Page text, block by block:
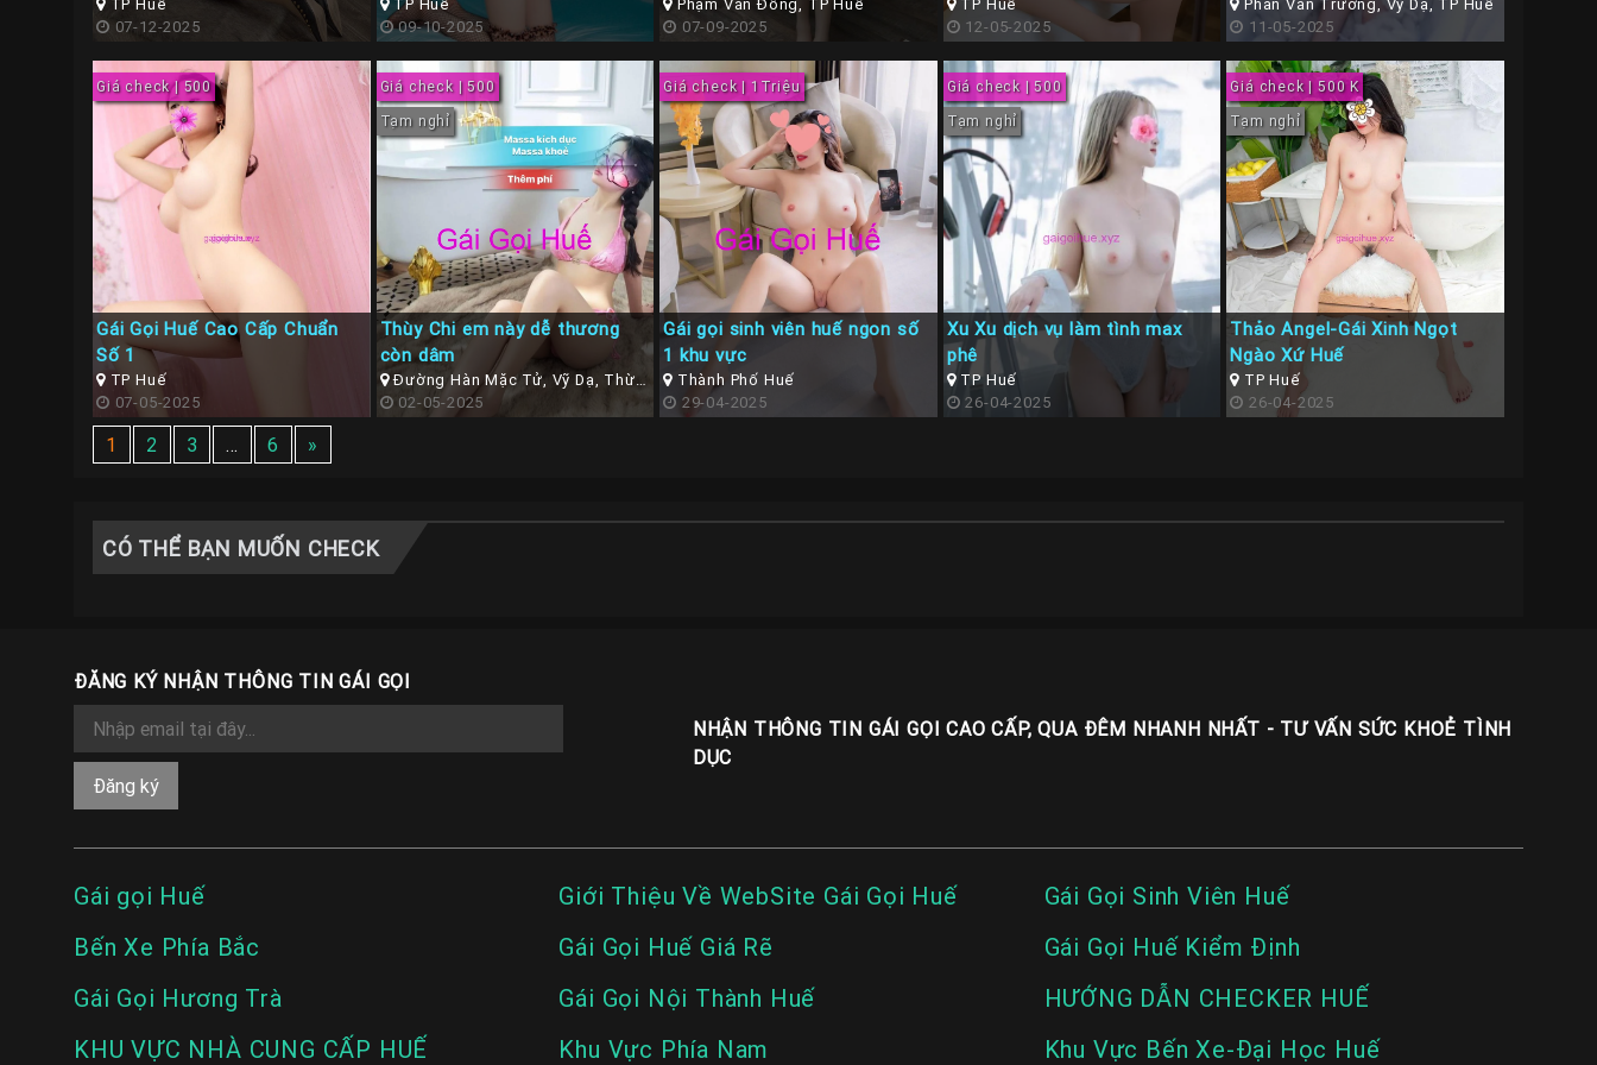
TP Huế
07-12-2025
TP Huế
09-10-2025
ngây
Phạm Văn Đồng, TP Huế
07-09-2025
TP Huế
12-05-2025
Phan Văn Trường, Vỹ Dạ, TP Huế
11-05-2025
Giá check | 500
Gái Gọi Huế Cao Cấp Chuẩn
Số 1
TP Huế
07-05-2025
Giá check | 500
Tạm nghỉ
Thùy Chi em này dễ thương
còn dâm
Đường Hàn Mặc Tử, Vỹ Dạ, Thừa
Thiên Huế
02-05-2025
Giá check | 1Triệu
Gái gọi sinh viên huế ngon số
1 khu vực
Thành Phố Huế
29-04-2025
Giá check | 500
Tạm nghỉ
Xu Xu dịch vụ làm tình max
phê
TP Huế
26-04-2025
Giá check | 500 K
Tạm nghỉ
Thảo Angel-Gái Xinh Ngọt
Ngào Xứ Huế
TP Huế
26-04-2025
1 2 3 … 6 »
CÓ THỂ BẠN MUỐN CHECK
ĐĂNG KÝ NHẬN THÔNG TIN GÁI GỌI
NHẬN THÔNG TIN GÁI GỌI CAO CẤP, QUA ĐÊM NHANH NHẤT - TƯ VẤN SỨC KHOẺ TÌNH
DỤC
Gái gọi Huế Giới Thiệu Về WebSite Gái Gọi Huế
Gái Gọi Sinh Viên Huế
Bến Xe Phía Bắc
Gái Gọi Huế Giá Rẽ
Gái Gọi Huế Kiểm Định
Gái Gọi Hương Trà
Gái Gọi Nội Thành Huế
HƯỚNG DẪN CHECKER HUẾ
KHU VỰC NHÀ CUNG CẤP HUẾ
Khu Vực Phía Nam Khu Vực Bến Xe-Đại Học Huế